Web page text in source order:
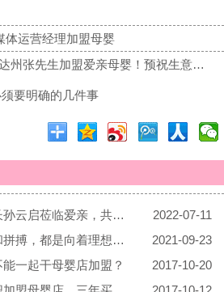
体运营经理加盟母婴
上一篇：热烈庆祝四川达州张先生加盟爱亲母婴！预祝生意兴隆！
要明确的几件事
七台河职业学院院长孙云启莅临爱亲，共探校企合作共育复合型人才
2022-07-11
现在的每一份努力和拼搏，都是向着理想的生活迈进，勇敢向前吧！
2021-09-23
一起干母婴店加盟？
2017-10-20